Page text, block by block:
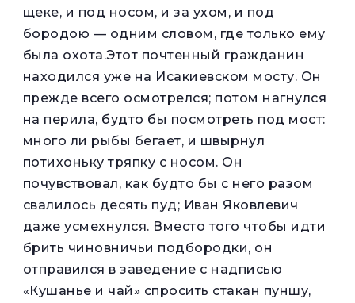
щеке, и под носом, и за ухом, и под
бородою — одним словом, где только ему
была охота.Этот почтенный гражданин
находился уже на Исакиевском мосту. Он
прежде всего осмотрелся; потом нагнулся
на перила, будто бы посмотреть под мост:
много ли рыбы бегает, и швырнул
потихоньку тряпку с носом. Он
почувствовал, как будто бы с него разом
свалилось десять пуд; Иван Яковлевич
даже усмехнулся. Вместо того чтобы идти
брить чиновничьи подбородки, он
отправился в заведение с надписью
«Кушанье и чай» спросить стакан пуншу,